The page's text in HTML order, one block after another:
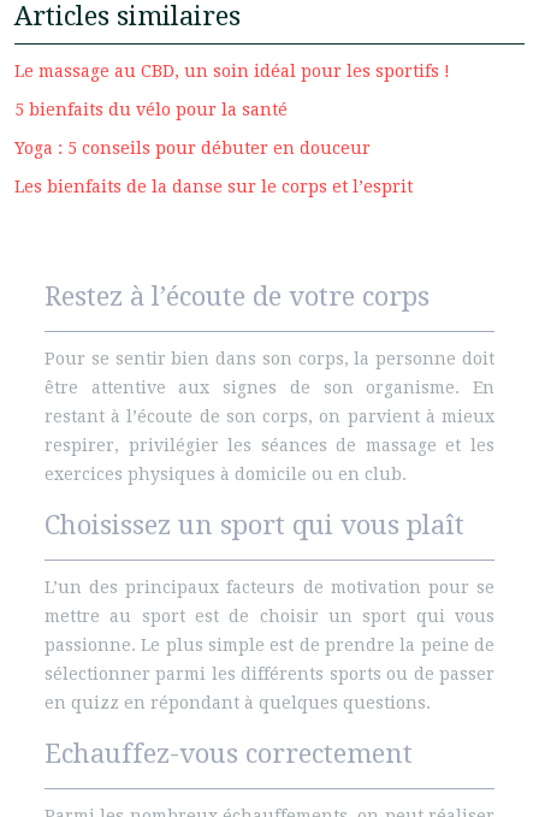
Articles similaires
Le massage au CBD, un soin idéal pour les sportifs !
5 bienfaits du vélo pour la santé
Yoga : 5 conseils pour débuter en douceur
Les bienfaits de la danse sur le corps et l’esprit
Restez à l’écoute de votre corps
Pour se sentir bien dans son corps, la personne doit
être attentive aux signes de son organisme. En
restant à l’écoute de son corps, on parvient à mieux
respirer, privilégier les séances de massage et les
exercices physiques à domicile ou en club.
Choisissez un sport qui vous plaît
L’un des principaux facteurs de motivation pour se
mettre au sport est de choisir un sport qui vous
passionne. Le plus simple est de prendre la peine de
sélectionner parmi les différents sports ou de passer
en quizz en répondant à quelques questions.
Echauffez-vous correctement